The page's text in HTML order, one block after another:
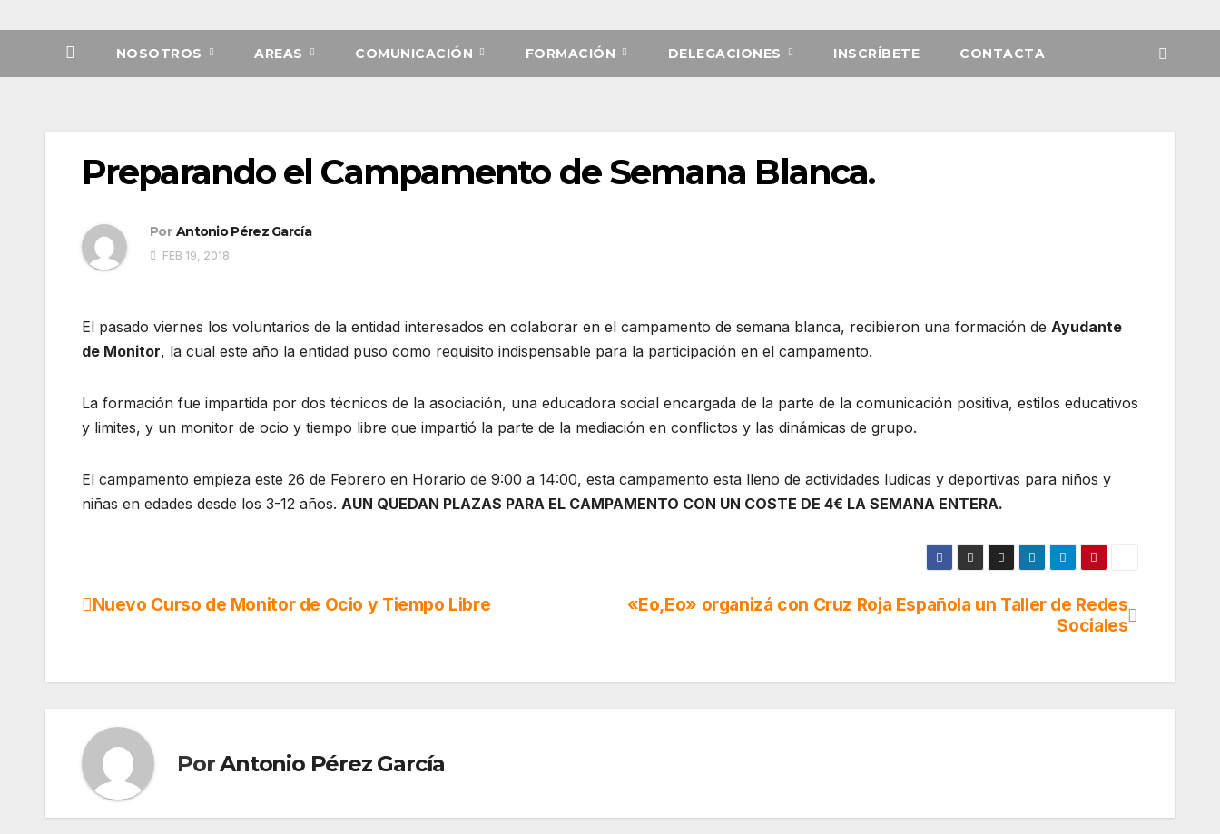
NOSOTROS AREAS COMUNICACIÓN FORMACIÓN DELEGACIONES INSCRÍBETE CONTACTA
Preparando el Campamento de Semana Blanca.
Por Antonio Pérez García
FEB 19, 2018
El pasado viernes los voluntarios de la entidad interesados en colaborar en el campamento de semana blanca, recibieron una formación de Ayudante
de Monitor, la cual este año la entidad puso como requisito indispensable para la participación en el campamento.
La formación fue impartida por dos técnicos de la asociación, una educadora social encargada de la parte de la comunicación positiva, estilos educativos
y limites, y un monitor de ocio y tiempo libre que impartió la parte de la mediación en conflictos y las dinámicas de grupo.
El campamento empieza este 26 de Febrero en Horario de 9:00 a 14:00, esta campamento esta lleno de actividades ludicas y deportivas para niños y
niñas en edades desde los 3-12 años. AUN QUEDAN PLAZAS PARA EL CAMPAMENTO CON UN COSTE DE 4€ LA SEMANA ENTERA.
Navegación
entradas
«Eo,Eo» organizá con Cruz Roja Española un Taller de Redes
Sociales
Nuevo Curso de Monitor de Ocio y Tiempo Libre
PorAntonio Pérez García